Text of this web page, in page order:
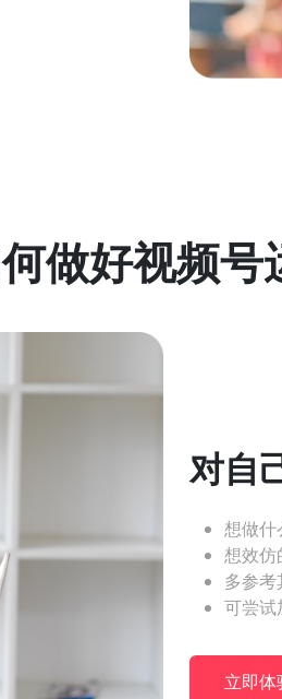
做好视频号
对自
想做什
想效仿
多参
可尝试
立即体